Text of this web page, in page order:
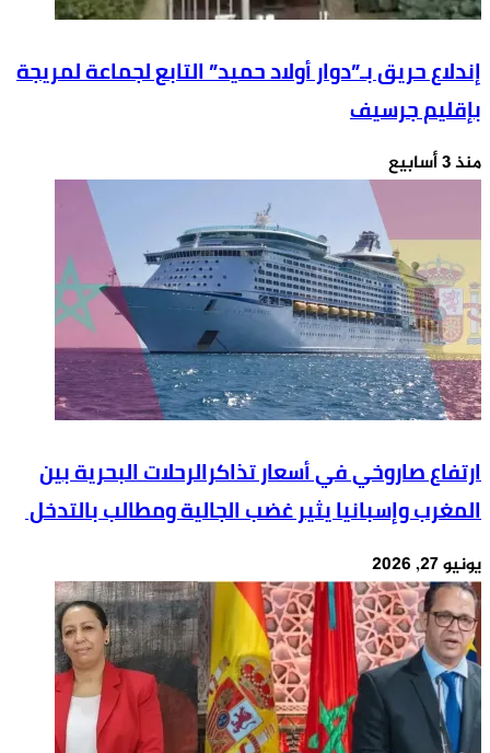
إندلاع حريق بـ”دوار أولاد حميد” التابع لجماعة لمريجة
بإقليم جرسيف
منذ 3 أسابيع
ارتفاع صاروخي في أسعار تذاكرالرحلات البحرية بين
المغرب وإسبانيا يثير غضب الجالية ومطالب بالتدخل
يونيو 27, 2026